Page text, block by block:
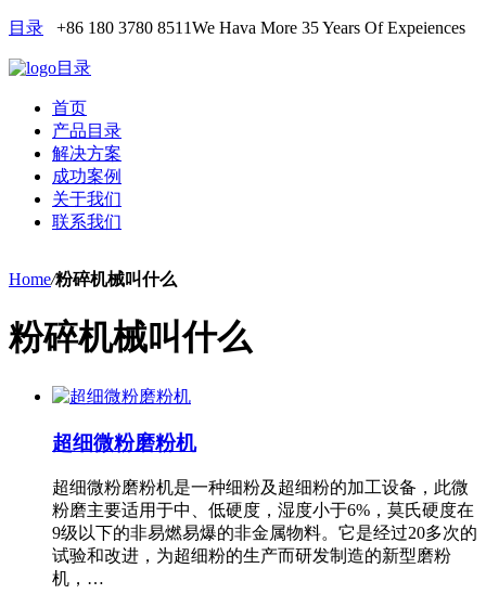
目录 +86 180 3780 8511We Hava More 35 Years Of Expeiences
目录
首页
产品目录
解决方案
成功案例
关于我们
联系我们
Home/粉碎机械叫什么
粉碎机械叫什么
超细微粉磨粉机
超细微粉磨粉机是一种细粉及超细粉的加工设备，此微
粉磨主要适用于中、低硬度，湿度小于6%，莫氏硬度在
9级以下的非易燃易爆的非金属物料。它是经过20多次的
试验和改进，为超细粉的生产而研发制造的新型磨粉
机，…